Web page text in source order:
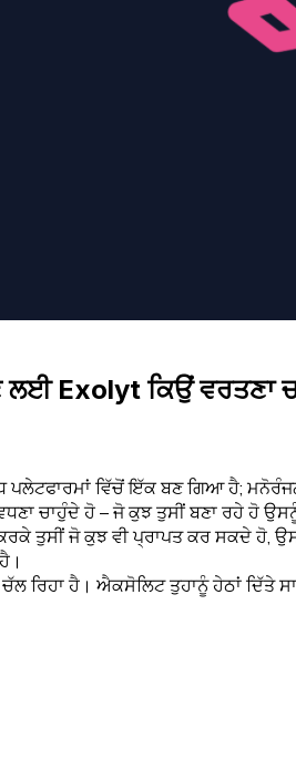
Exolyt ਕਿਉਂ ਵਰਤਣਾ
ਵਿੱਚੋਂ ਇੱਕ ਬਣ ਗਿਆ ਹੈ;
ਚਾਹੁੰਦੇ ਹੋ – ਜੋ ਕੁਝ ਤੁਸੀਂ ਬਣਾ ਰਹੇ
ਤੁਸੀਂ ਜੋ ਕੁਝ ਵੀ ਪ੍ਰਾਪਤ ਕਰ ਸਕਦੇ ਹੋ,
ਰਿਹਾ ਹੈ। ਐਕਸੋਲਿਟ ਤੁਹਾਨੂੰ ਹੇਠਾਂ ਦਿੱਤੇ